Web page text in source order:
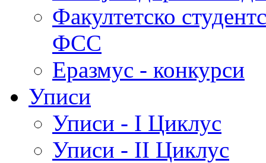
Факултетско
ФСС
Еразмус - конкурси
Уписи
Уписи - I Циклус
Уписи - II Циклус